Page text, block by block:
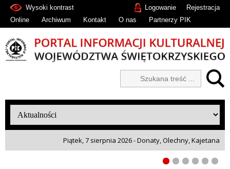
Rejestracja
Logowanie
Wysoki kontrast
Online
Archiwum Kontakt O nas Partnerzy PIK
Piątek, 7 sierpnia 2026 - Donaty, Olechny, Kajetana